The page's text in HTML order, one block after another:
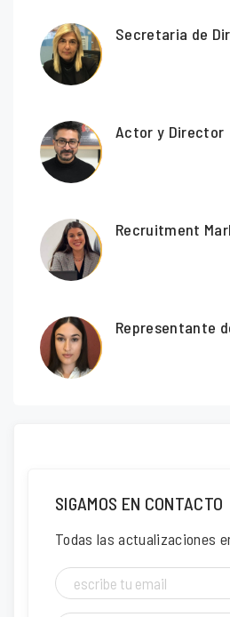
Secretaria de
Actor y Director
Recruitment
Representante
SIGAMOS EN CONTACTO
Todas las actualizaciones